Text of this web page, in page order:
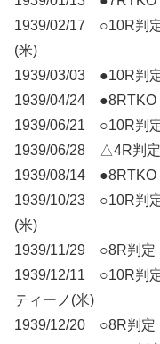
1939/02/17 ○10R判
(米)
1939/03/03 ●10R判
1939/04/24 ●8RTKO
1939/06/21 ○10R判
1939/06/28 △4R判定
1939/08/14
1939/10/23 ○10R判
(米)
1939/11/29 ○8R判定
1939/12/11 ○10R判
ティーノ(米)
1939/12/20 ○8R判定